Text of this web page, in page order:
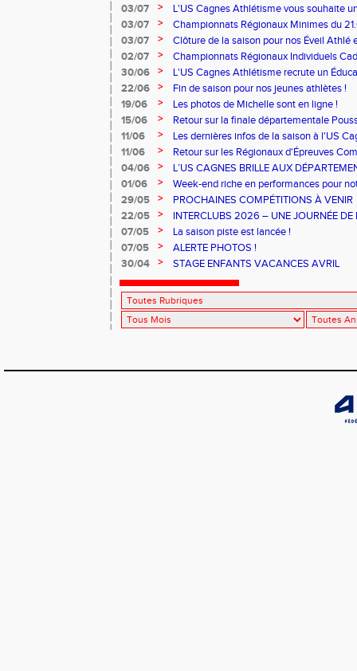
03/07
>
L'US Cagnes Athlétisme vous souhaite
03/07
>
Championnats Régionaux Minimes du
03/07
>
Clôture de la saison pour nos Éveil Athlé
02/07
>
Championnats Régionaux Individuels
30/06
>
L'US Cagnes Athlétisme recrute un
22/06
>
Fin de saison pour nos jeunes athlètes !
19/06
>
Les photos de Michelle sont en ligne !
15/06
>
Retour sur la finale départementale
11/06
>
Les dernières infos de la saison à l'US
11/06
>
Retour sur les Régionaux d'Épreuves
Ferrand qui se sont déroulés les 6 et 7
04/06 >
L’US CAGNES BRILLE AUX
01/06
>
Week-end riche en performances pour
29/05
>
PROCHAINES COMPÉTITIONS À VENIR
22/05
>
INTERCLUBS 2026 – UNE JOURNÉE DE
PERFORMANCE
07/05 >
La saison piste est lancée !
07/05
>
ALERTE PHOTOS !
30/04
> STAGE ENFANTS VACANCES AVRIL